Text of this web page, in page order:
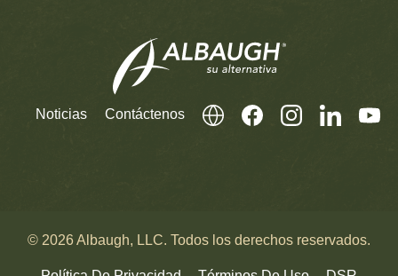
Noticias Contáctenos
© 2026 Albaugh, LLC. Todos los derechos reservados.